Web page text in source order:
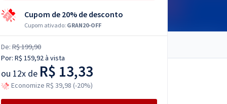
Cupom de 20% de desconto
Cupom ativado: GRAN20-OFF
De: R$ 199,90
Por: R$ 159,92à vista
ou 12x de R$ 13,33
Economize R$ 39,98 (-20%)